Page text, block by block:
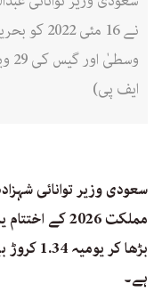
نے 16
ایف پی)
سعودی وزیر توانائی
بڑھا کر
ہے۔